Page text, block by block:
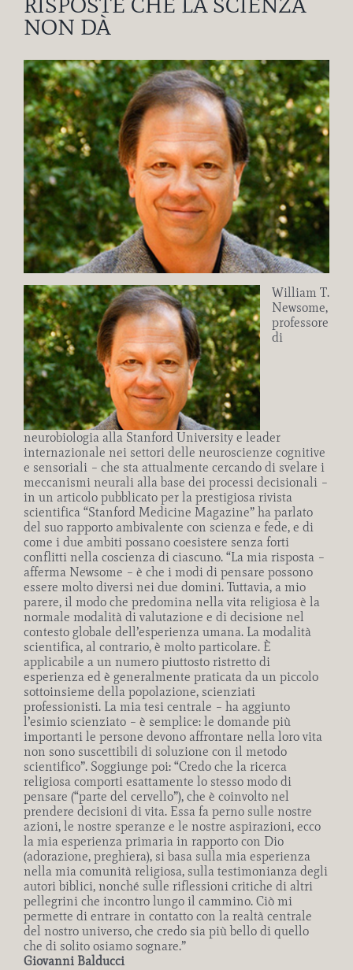
NON DÀ
Ingrandisci
immagine
William T.
Newsome,
professore
di
neurobiologia alla Stanford University e leader
internazionale nei settori delle neuroscienze cognitive
e sensoriali – che sta attualmente cercando di svelare i
meccanismi neurali alla base dei processi decisionali –
in un articolo pubblicato per la prestigiosa rivista
scientifica “Stanford Medicine Magazine” ha parlato
del suo rapporto ambivalente con scienza e fede, e di
come i due ambiti possano coesistere senza forti
conflitti nella coscienza di ciascuno. “La mia risposta –
afferma Newsome – è che i modi di pensare possono
essere molto diversi nei due domini. Tuttavia, a mio
parere, il modo che predomina nella vita religiosa è la
normale modalità di valutazione e di decisione nel
contesto globale dell’esperienza umana. La modalità
scientifica, al contrario, è molto particolare. È
applicabile a un numero piuttosto ristretto di
esperienza ed è generalmente praticata da un piccolo
sottoinsieme della popolazione, scienziati
professionisti. La mia tesi centrale – ha aggiunto
l’esimio scienziato – è semplice: le domande più
importanti le persone devono affrontare nella loro vita
non sono suscettibili di soluzione con il metodo
scientifico”. Soggiunge poi: “Credo che la ricerca
religiosa comporti esattamente lo stesso modo di
pensare (“parte del cervello”), che è coinvolto nel
prendere decisioni di vita. Essa fa perno sulle nostre
azioni, le nostre speranze e le nostre aspirazioni, ecco
la mia esperienza primaria in rapporto con Dio
(adorazione, preghiera), si basa sulla mia esperienza
nella mia comunità religiosa, sulla testimonianza degli
autori biblici, nonché sulle riflessioni critiche di altri
pellegrini che incontro lungo il cammino. Ciò mi
permette di entrare in contatto con la realtà centrale
del nostro universo, che credo sia più bello di quello
che di solito osiamo sognare.”
Giovanni Balducci